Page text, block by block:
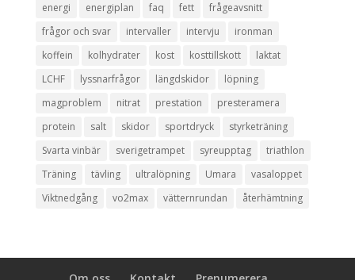
energi
energiplan faq fett
frågeavsnitt
frågor och svar
intervaller intervju
ironman
koffein
kolhydrater kost kosttillskott
laktat
LCHF
lyssnarfrågor längdskidor
löpning
magproblem
nitrat prestation
presteramera
protein
salt skidor sportdryck
styrketräning
Svarta vinbär
sverigetrampet syreupptag
triathlon
Träning
tävling ultralöpning Umara
vasaloppet
Viktnedgång
vo2max vätternrundan återhämtning